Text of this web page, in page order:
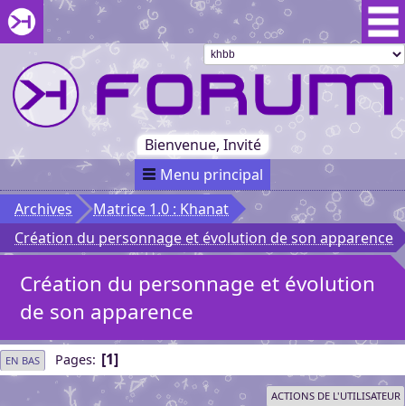
Aller au menu du forum
Aller au contenu du forum
Aller à la recherche dans le forum
Passer le
menu
Khaganat
au début
du menu
Khaganat
Bienvenue, Invité
Menu principal
Archives
Matrice 1.0 : Khanat
Création du personnage et évolution de son apparence
Création du personnage et évolution
de son apparence
EN BAS Pages 1
ACTIONS DE L'UTILISATEUR